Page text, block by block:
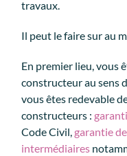
travaux.
Il peut le faire sur au
En premier lieu, vous
constructeur au sens
vous êtes redevable
constructeurs :
Code Civil, garantie
intermédiaires